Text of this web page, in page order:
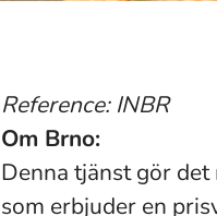
Reference: INBR
Om Brno:
Denna tjänst gör
som erbjuder en